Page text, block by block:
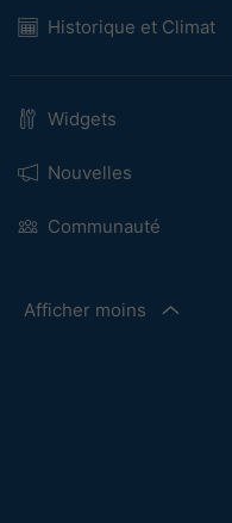
Historique et Climat
Widgets
Nouvelles
Communauté
Afficher moins